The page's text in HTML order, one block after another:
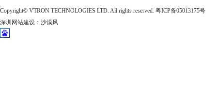
Copyright© VTRON TECHNOLOGIES LTD. All rights reserved. 粤ICP备05013175号
深圳网站建设 ： 沙漠风